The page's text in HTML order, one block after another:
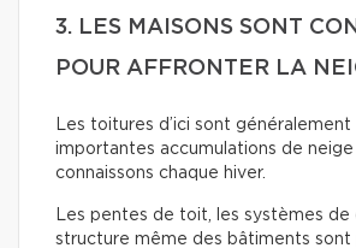
3. LES MAISONS SONT
POUR AFFRONTER LA
Les toitures d’ici sont
importantes accumulations de neige
connaissons chaque hiver.
Les pentes de toit, les systèmes de
structure même des bâtiments sont